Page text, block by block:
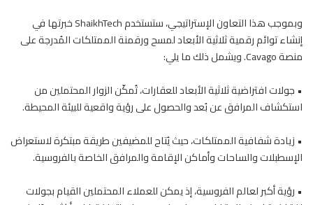
وبموجب هذا التعاون الإستراتيجي، ستستخدم ShaikhTech خبرتها في
إنشاء توائم رقمية ثلاثية الأبعاد لمسح ورقمنة الممتلكات المُدرجة على
منصة Cavago. ويشمل ذلك ما يلي:
• جولات افتراضية ثلاثية الأبعاد للعقارات، تُمكّن الزوار المحتملين من
استكشاف المرافق عن بُعد والحصول على رؤية واقعية للبيئة المحيطة.
• زيادة شفافية الممتلكات، حيث يُتاح للمضيفين طريقة مبتكرة لاستعراض
الإسطبلات والساحات وأماكن الإقامة والمرافق الخاصة بالفروسية.
• رؤية أكبر لعالم الفروسية، إذ يمكن للعملاء المحتملين القيام بجولات